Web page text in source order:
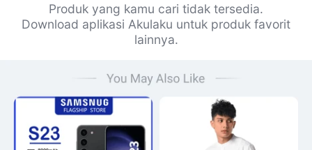
Produk yang kamu cari tidak tersedia.
Download aplikasi Akulaku untuk produk favorit
lainnya.